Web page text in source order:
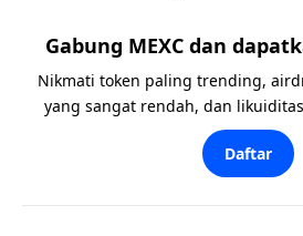
Gabung MEXC dan
Nikmati token paling trending,
yang sangat rendah, dan
Daftar